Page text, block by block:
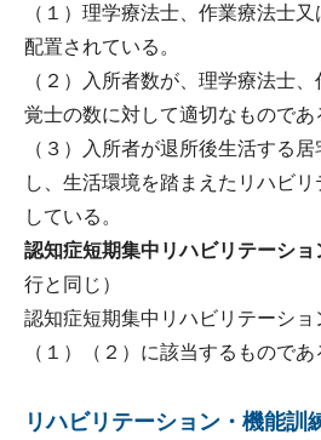
（１）理学療法士、作業療法士
配置されている。
（２）入所者数が、理学療法士
覚士の数に対して適切なものであ
（３）入所者が退所後生活する
し、生活環境を踏まえたリハビ
している。
認知症短期集中リハビリテーショ
行と同じ）
認知症短期集中リハビリテーショ
（１）（２）に該当するものであ
リハビリテーション・機能訓